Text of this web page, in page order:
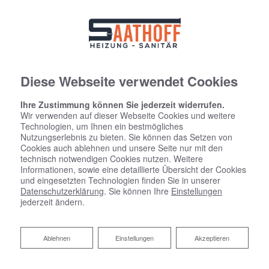
Gewerbliche
Diese Webseite verwendet Cookies
Ihre Zustimmung können Sie jederzeit widerrufen.
Wir verwenden auf dieser Webseite Cookies und weitere
Technologien, um Ihnen ein bestmögliches
Nutzungserlebnis zu bieten. Sie können das Setzen von
Cookies auch ablehnen und unsere Seite nur mit den
technisch notwendigen Cookies nutzen. Weitere
Informationen, sowie eine detaillierte Übersicht der Cookies
und eingesetzten Technologien finden Sie in unserer
Datenschutzerklärung. Sie können Ihre Einstellungen
jederzeit ändern.
Akzeptieren
Einstellungen
Ablehnen
Ablehnen